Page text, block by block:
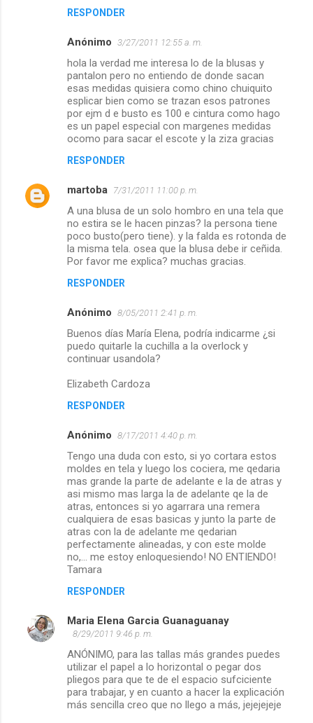
RESPONDER
Anónimo 3/27/2011 12:55 a. m.
hola la verdad me interesa lo de la blusas y
pantalon pero no entiendo de donde sacan
esas medidas quisiera como chino chuiquito
esplicar bien como se trazan esos patrones
por ejm d e busto es 100 e cintura como hago
es un papel especial con margenes medidas
ocomo para sacar el escote y la ziza gracias
RESPONDER
martoba 7/31/2011 11:00 p. m.
A una blusa de un solo hombro en una tela que
no estira se le hacen pinzas? la persona tiene
poco busto(pero tiene). y la falda es rotonda de
la misma tela. osea que la blusa debe ir ceñida.
Por favor me explica? muchas gracias.
RESPONDER
Anónimo 8/05/2011 2:41 p. m.
Buenos días María Elena, podría indicarme ¿si
puedo quitarle la cuchilla a la overlock y
continuar usandola?
Elizabeth Cardoza
RESPONDER
Anónimo 8/17/2011 4:40 p. m.
Tengo una duda con esto, si yo cortara estos
moldes en tela y luego los cociera, me qedaria
mas grande la parte de adelante e la de atras y
asi mismo mas larga la de adelante qe la de
atras, entonces si yo agarrara una remera
cualquiera de esas basicas y junto la parte de
atras con la de adelante me qedarian
perfectamente alineadas, y con este molde
no,... me estoy enloquesiendo! NO ENTIENDO!
Tamara
RESPONDER
Maria Elena Garcia Guanaguanay
8/29/2011 9:46 p. m.
ANÓNIMO, para las tallas más grandes puedes
utilizar el papel a lo horizontal o pegar dos
pliegos para que te de el espacio sufciciente
para trabajar, y en cuanto a hacer la explicación
más sencilla creo que no llego a más, jejejejeje